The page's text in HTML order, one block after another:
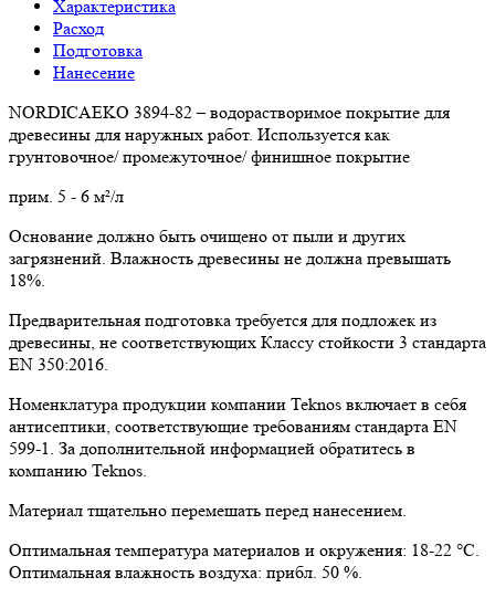
Характеристика
Расход
Подготовка
Нанесение
NORDICAEKO 3894-82 – водорастворимое покрытие для
древесины для наружных работ. Используется как
грунтовочное/ промежуточное/ финишное покрытие
прим. 5 - 6 м²/л
Основание должно быть очищено от пыли и других
загрязнений. Влажность древесины не должна превышать
18%.
Предварительная подготовка требуется для подложек из
древесины, не соответствующих Классу стойкости 3 стандарта
EN 350:2016.
Номенклатура продукции компании Teknos включает в себя
антисептики, соответствующие требованиям стандарта EN
599-1. За дополнительной информацией обратитесь в
компанию Teknos.
Материал тщательно перемешать перед нанесением.
Оптимальная температура материалов и окружения: 18-22 °C.
Оптимальная влажность воздуха: прибл. 50 %.